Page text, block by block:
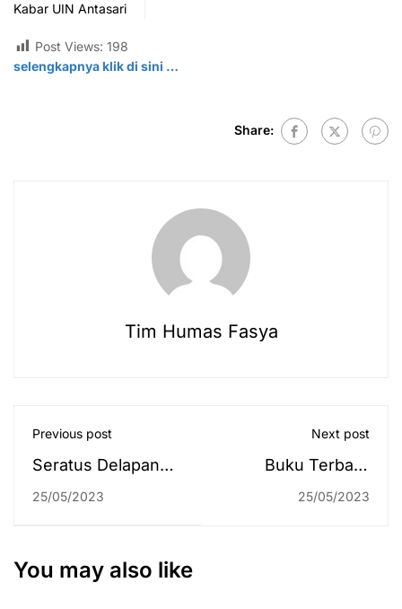
Kabar UIN Antasari
Post Views: 198
selengkapnya klik di sini …
Share:
Tim Humas Fasya
Previous post
Seratus Delapan
Mahasiswa KKN II
Tengkes
25/05/2023
Next post
Buku Terbaru
Rektor UIN
25/05/2023
You may also like